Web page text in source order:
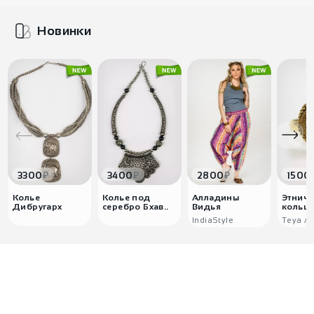
Новинки
3300₽
Колье
Дибругарх
3400₽
Колье под
серебро Бхав..
2800₽
Алладины
Видья
IndiaStyle
1500
Teya